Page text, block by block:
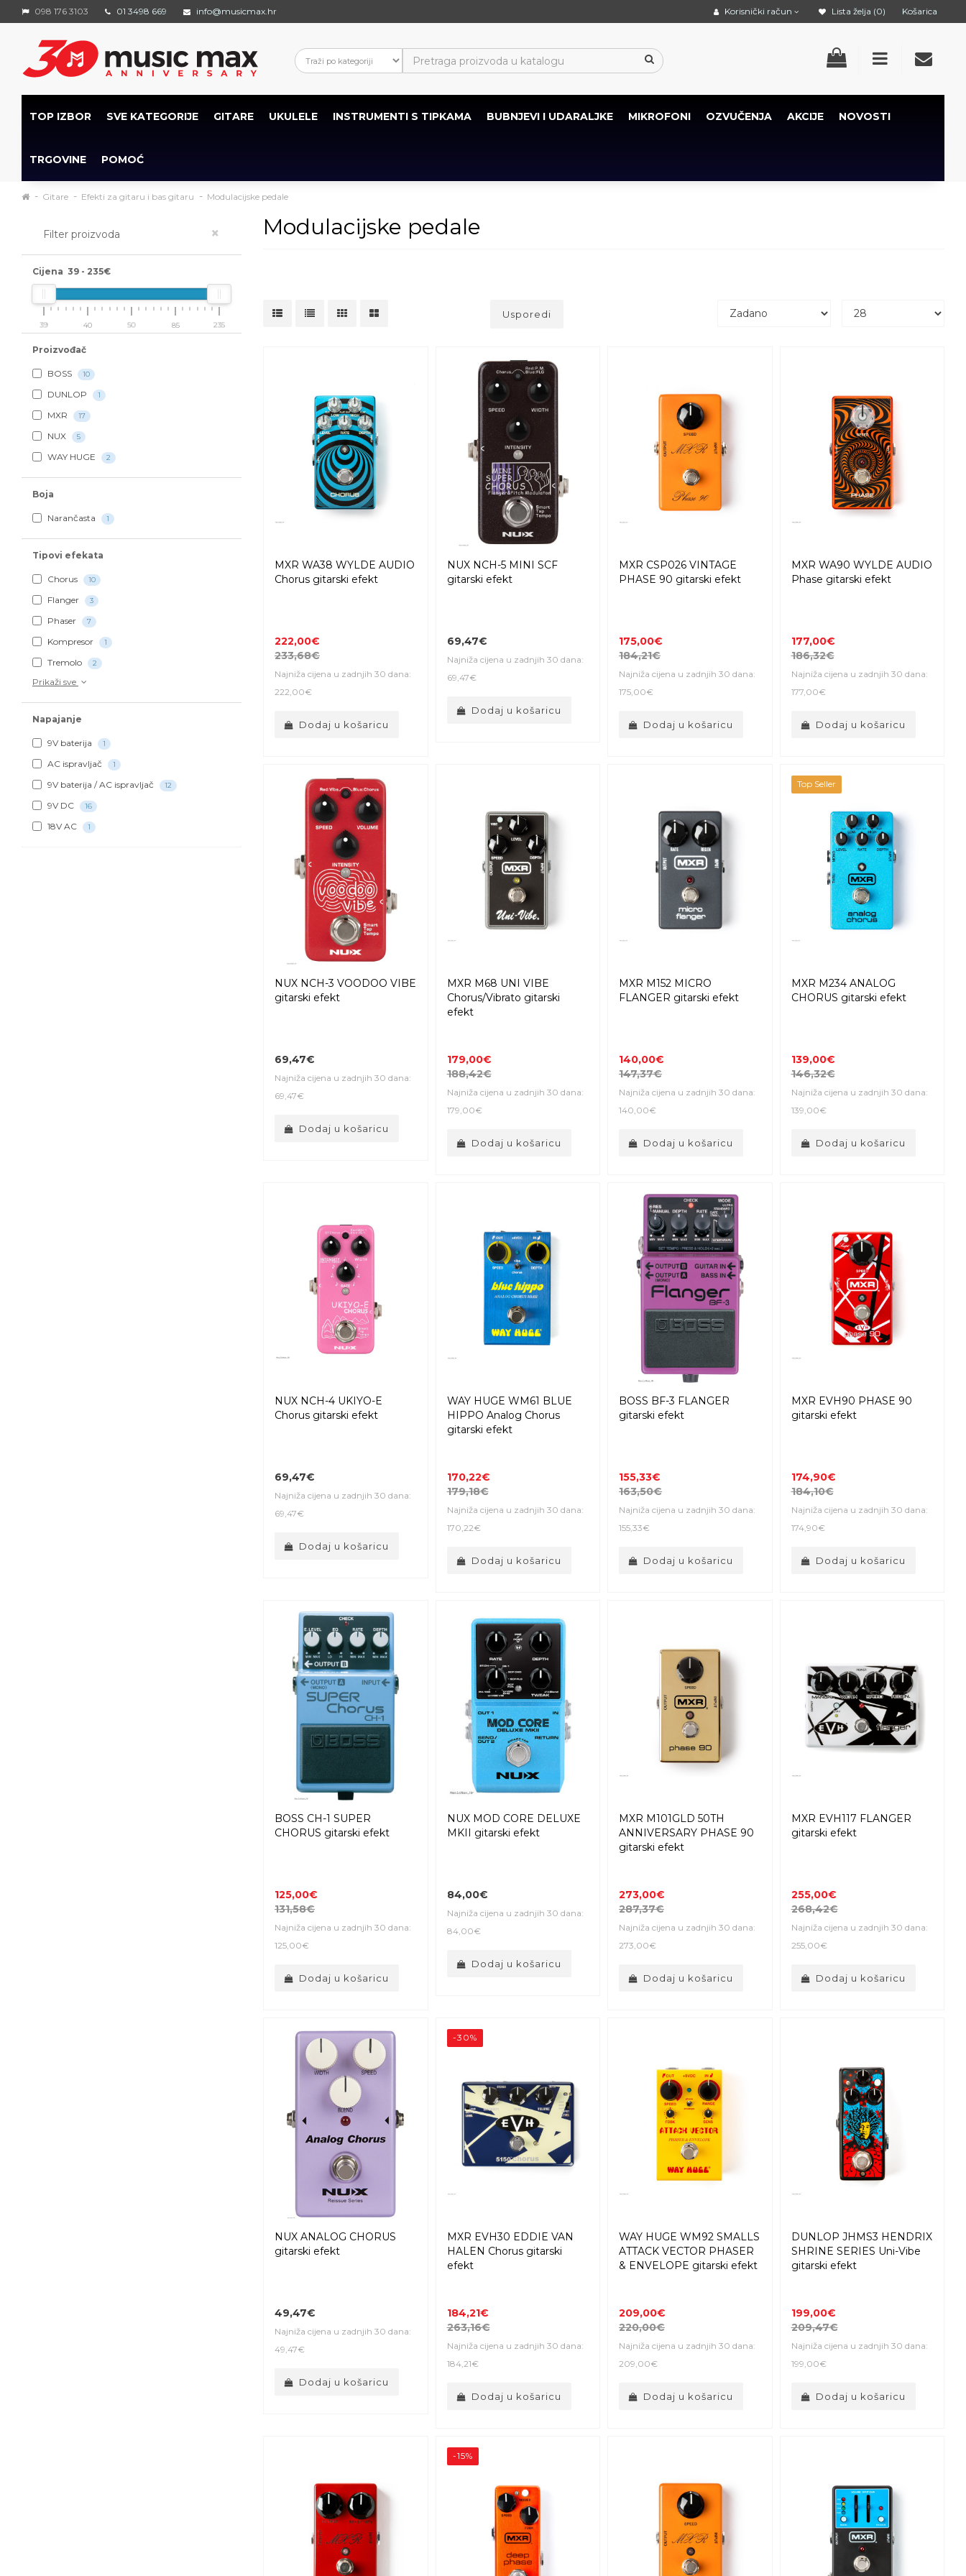
098 176 3103 01 3498 669 info@musicmax.hr Korisnički račun Lista želja (0) Košarica
TOP IZBOR SVE KATEGORIJE GITARE UKULELE INSTRUMENTI S TIPKAMA BUBNJEVI I UDARALJKE MIKROFONI OZVUČENJA AKCIJE NOVOSTI
TRGOVINE POMOĆ
Gitare Efekti za gitaru i bas gitaru Modulacijske pedale
Filter proizvoda ×
Cijena 39 - 235€
39 40 50 85 235
Proizvođač
BOSS 10
DUNLOP 1
MXR 17
NUX 5
WAY HUGE 2
Boja
Narančasta 1
Tipovi efekata
Chorus 10
Flanger 3
Phaser 7
Kompresor 1
Tremolo 2
Prikaži sve
Napajanje
9V baterija 1
AC ispravljač 1
9V baterija / AC ispravljač 12
9V DC 16
18V AC 1
Modulacijske pedale
Usporedi
MXR WA38 WYLDE AUDIO
Chorus gitarski efekt
222,00€
233,68€
Najniža cijena u zadnjih 30 dana:
222,00€
Dodaj u košaricu
NUX NCH-5 MINI SCF
gitarski efekt
69,47€
Najniža cijena u zadnjih 30 dana:
69,47€
Dodaj u košaricu
MXR CSP026 VINTAGE
PHASE 90 gitarski efekt
175,00€
184,21€
Najniža cijena u zadnjih 30 dana:
175,00€
Dodaj u košaricu
MXR WA90 WYLDE AUDIO
Phase gitarski efekt
177,00€
186,32€
Najniža cijena u zadnjih 30 dana:
177,00€
Dodaj u košaricu
NUX NCH-3 VOODOO VIBE
gitarski efekt
69,47€
Najniža cijena u zadnjih 30 dana:
69,47€
Dodaj u košaricu
MXR M68 UNI VIBE
Chorus/Vibrato gitarski
efekt
179,00€
188,42€
Najniža cijena u zadnjih 30 dana:
179,00€
Dodaj u košaricu
MXR M152 MICRO
FLANGER gitarski efekt
140,00€
147,37€
Najniža cijena u zadnjih 30 dana:
140,00€
Dodaj u košaricu
Top Seller
MXR M234 ANALOG
CHORUS gitarski efekt
139,00€
146,32€
Najniža cijena u zadnjih 30 dana:
139,00€
Dodaj u košaricu
NUX NCH-4 UKIYO-E
Chorus gitarski efekt
69,47€
Najniža cijena u zadnjih 30 dana:
69,47€
Dodaj u košaricu
WAY HUGE WM61 BLUE
HIPPO Analog Chorus
gitarski efekt
170,22€
179,18€
Najniža cijena u zadnjih 30 dana:
170,22€
Dodaj u košaricu
BOSS BF-3 FLANGER
gitarski efekt
155,33€
163,50€
Najniža cijena u zadnjih 30 dana:
155,33€
Dodaj u košaricu
MXR EVH90 PHASE 90
gitarski efekt
174,90€
184,10€
Najniža cijena u zadnjih 30 dana:
174,90€
Dodaj u košaricu
BOSS CH-1 SUPER
CHORUS gitarski efekt
125,00€
131,58€
Najniža cijena u zadnjih 30 dana:
125,00€
Dodaj u košaricu
NUX MOD CORE DELUXE
MKII gitarski efekt
84,00€
Najniža cijena u zadnjih 30 dana:
84,00€
Dodaj u košaricu
MXR M101GLD 50TH
ANNIVERSARY PHASE 90
gitarski efekt
273,00€
287,37€
Najniža cijena u zadnjih 30 dana:
273,00€
Dodaj u košaricu
MXR EVH117 FLANGER
gitarski efekt
255,00€
268,42€
Najniža cijena u zadnjih 30 dana:
255,00€
Dodaj u košaricu
NUX ANALOG CHORUS
gitarski efekt
49,47€
Najniža cijena u zadnjih 30 dana:
49,47€
Dodaj u košaricu
-30%
MXR EVH30 EDDIE VAN
HALEN Chorus gitarski
efekt
184,21€
263,16€
Najniža cijena u zadnjih 30 dana:
184,21€
Dodaj u košaricu
WAY HUGE WM92 SMALLS
ATTACK VECTOR PHASER
& ENVELOPE gitarski efekt
209,00€
220,00€
Najniža cijena u zadnjih 30 dana:
209,00€
Dodaj u košaricu
DUNLOP JHMS3 HENDRIX
SHRINE SERIES Uni-Vibe
gitarski efekt
199,00€
209,47€
Najniža cijena u zadnjih 30 dana:
199,00€
Dodaj u košaricu
-15%